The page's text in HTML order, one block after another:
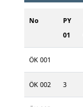
No
PY
01
ÖK 001
ÖK 002 3